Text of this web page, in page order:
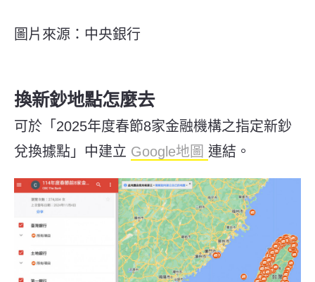
圖片來源：中央銀行
換新鈔地點怎麼去
可於「2025年度春節8家金融機構之指定新鈔
兌換據點」中建立 Google地圖 連結。